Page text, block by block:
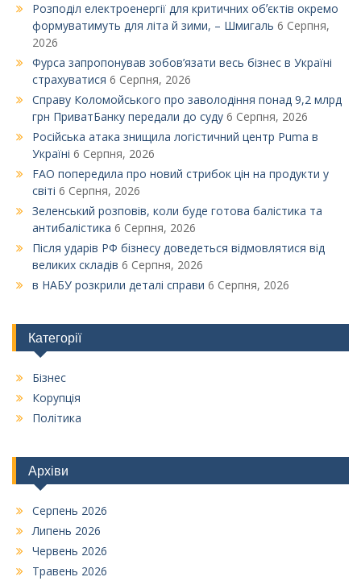
Розподіл електроенергії для критичних обʼєктів окремо
формуватимуть для літа й зими, – Шмигаль 6 Серпня,
2026
Фурса запропонував зобов’язати весь бізнес в Україні
страхуватися 6 Серпня, 2026
Справу Коломойського про заволодіння понад 9,2 млрд
грн ПриватБанку передали до суду 6 Серпня, 2026
Російська атака знищила логістичний центр Puma в
Україні 6 Серпня, 2026
FAO попередила про новий стрибок цін на продукти у
світі 6 Серпня, 2026
Зеленський розповів, коли буде готова балістика та
антибалістика 6 Серпня, 2026
Після ударів РФ бізнесу доведеться відмовлятися від
великих складів 6 Серпня, 2026
в НАБУ розкрили деталі справи 6 Серпня, 2026
Категорії
Бізнес
Корупція
Політика
Архіви
Серпень 2026
Липень 2026
Червень 2026
Травень 2026